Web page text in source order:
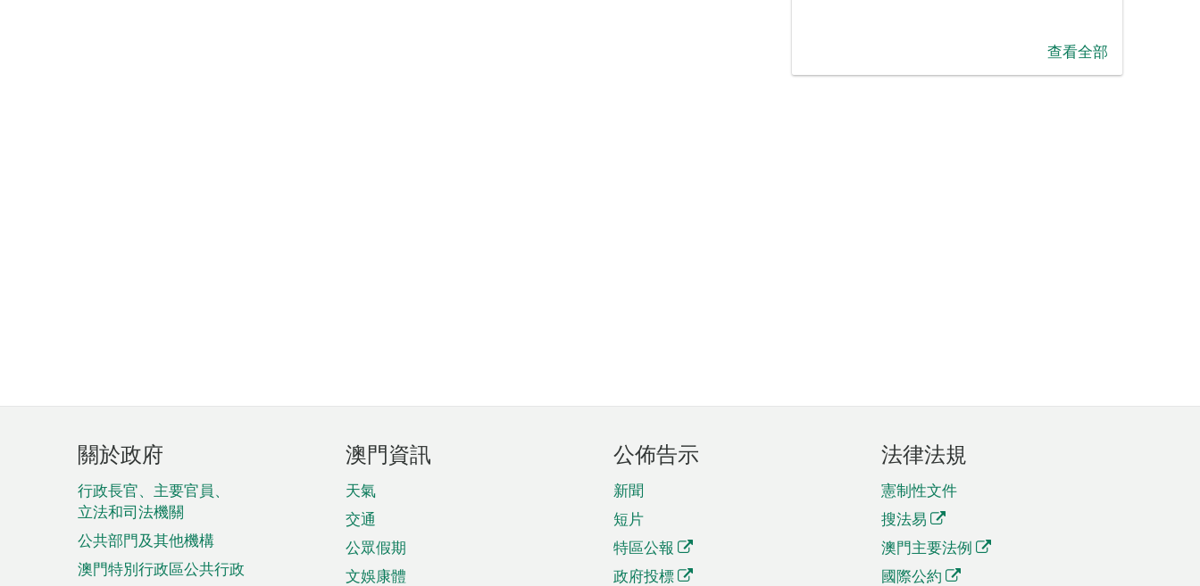
查看全部
頁
腳
菜
單
關於政府
行政長官、主要官員、
立法和司法機關
公共部門及其他機構
澳門特別行政區公共行政
澳門資訊
天氣
交通
公眾假期
文娛康體
公佈告示
新聞
短片
特區公報
政府投標
法律法規
憲制性文件
搜法易
澳門主要法例
國際公約